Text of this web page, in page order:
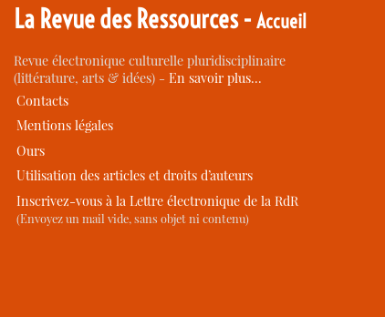
La Revue des Ressources -Accueil
Revue électronique culturelle pluridisciplinaire
(littérature, arts & idées) -En savoir plus…
Contacts
Mentions légales
Ours
Utilisation des articles et droits d’auteurs
Inscrivez-vous à la Lettre électronique de la RdR
(Envoyez un mail vide, sans objet ni contenu)